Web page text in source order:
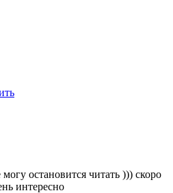
остановится читать ))) скоро
интересно